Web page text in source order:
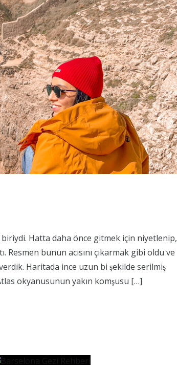
Hatta daha önce gitmek için niyetlenip,
bunun acısını çıkarmak gibi oldu ve
Haritada ince uzun bi şekilde serilmiş
okyanusunun yakın komşusu […]